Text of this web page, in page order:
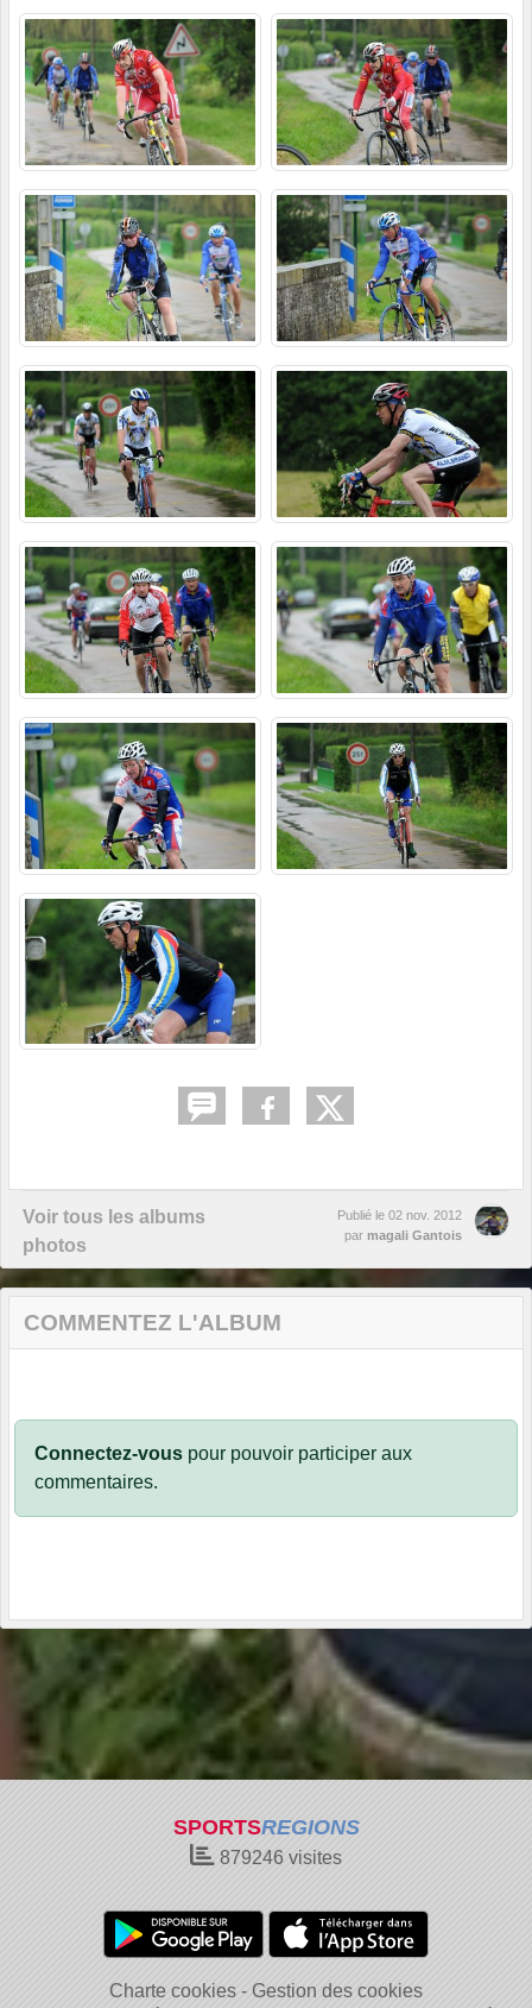
Voir tous les albums
photos
Publié le 02 nov. 2012
par magali Gantois
COMMENTEZ L'ALBUM
Connectez-vous pour pouvoir participer aux
commentaires.
SPORTSREGIONS
879246 visites
Charte cookies
Gestion des cookies